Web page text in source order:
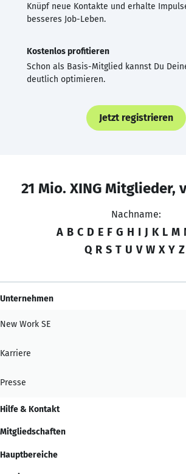
Knüpf neue Kontakte und erhalte
besseres Job-Leben.
Kostenlos profitieren
Schon als Basis-Mitglied kannst Du
deutlich optimieren.
Jetzt registrieren
21 Mio. XING Mitglieder,
Nachname:
A B C D E F G H I J K L M
Q R S T U V W X Y Z
Unternehmen
New Work SE
Karriere
Presse
Hilfe & Kontakt
Mitgliedschaften
Hauptbereiche